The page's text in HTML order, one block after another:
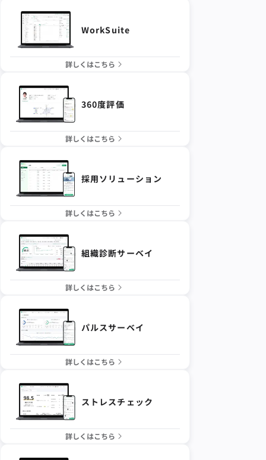
WorkSuite
詳しくはこちら
360度評価
詳しくはこちら
採用ソリューション
詳しくはこちら
組織診断サーベイ
詳しくはこちら
パルスサーベイ
詳しくはこちら
ストレスチェック
詳しくはこちら